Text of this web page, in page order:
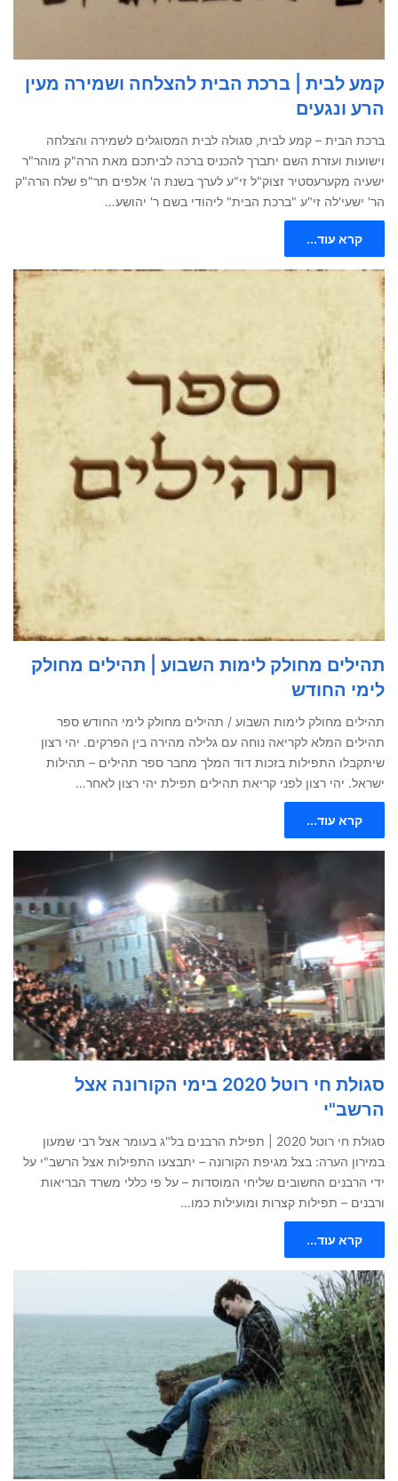
קמע לבית | ברכת הבית להצלחה ושמירה מעין
הרע ונגעים
ברכת הבית – קמע לבית, סגולה לבית המסוגלים לשמירה והצלחה
וישועות ועזרת השם יתברך להכניס ברכה לביתכם מאת הרה"ק מוהר"ר
ישעיה מקערעסטיר זצוק"ל זי"ע לערך בשנת ה' אלפים תר"פ שלח הרה"ק
הר' ישעי'לה זי"ע "ברכת הבית" ליהודי בשם ר' יהושע…
קרא עוד...
תהילים מחולק לימות השבוע | תהילים מחולק
לימי החודש
תהילים מחולק לימות השבוע / תהילים מחולק לימי החודש ספר
תהילים המלא לקריאה נוחה עם גלילה מהירה בין הפרקים. יהי רצון
שיתקבלו התפילות בזכות דוד המלך מחבר ספר תהילים – תהילות
ישראל. יהי רצון לפני קריאת תהילים תפילת יהי רצון לאחר…
קרא עוד...
סגולת חי רוטל 2020 בימי הקורונה אצל
הרשב"י
סגולת חי רוטל 2020 | תפילת הרבנים בל"ג בעומר אצל רבי שמעון
במירון הערה: בצל מגיפת הקורונה – יתבצעו התפילות אצל הרשב"י על
ידי הרבנים החשובים שליחי המוסדות – על פי כללי משרד הבריאות
ורבנים – תפילות קצרות ומועילות כמו…
קרא עוד...